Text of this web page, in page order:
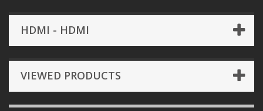
HDMI - HDMI
VIEWED PRODUCTS